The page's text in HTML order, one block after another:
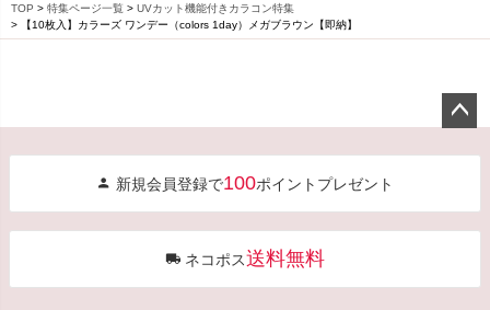
TOP 特集ページ一覧
UVカット機能付きカラコン特集
【10枚入】カラーズ ワンデー（colors 1day）メガブラウン【即納】
へ
新規会員登録で100ポイントプレゼント
ネコポス送料無料